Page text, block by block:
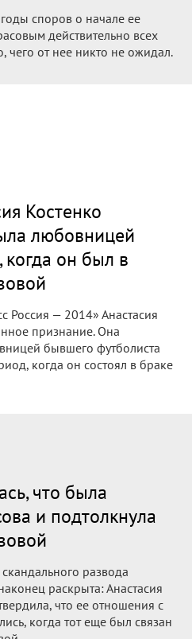
споров о начале ее
действительно всех
чего от нее никто не ожидал.